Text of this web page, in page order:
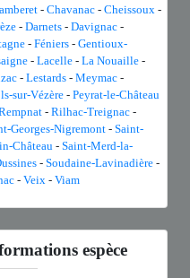
- Chavanac - Cheissoux -
- Darnets - Davignac -
- Féniers - Gentioux-
- Lacelle - La Nouaille -
- Lestards - Meymac -
sur-Vézère - Peyrat-le-Château
- Rilhac-Treignac -
Georges-Nigremont - Saint-
Château - Saint-Merd-la-
- Soudaine-Lavinadière -
- Veix - Viam
espèce